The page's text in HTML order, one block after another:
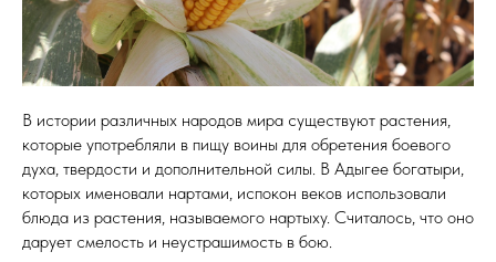
В истории различных народов мира существуют растения,
которые употребляли в пищу воины для обретения боевого
духа, твердости и дополнительной силы. В Адыгее богатыри,
которых именовали нартами, испокон веков использовали
блюда из растения, называемого нартыху. Считалось, что оно
дарует смелость и неустрашимость в бою.